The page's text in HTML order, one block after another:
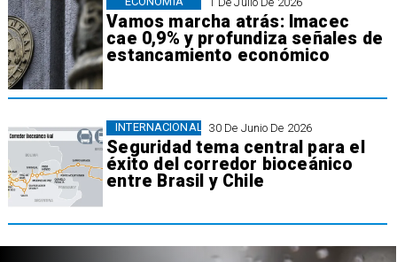
Vamos marcha atrás: Imacec
cae 0,9% y profundiza señales de
estancamiento económico
30 De Junio De 2026
Seguridad tema central para el
éxito del corredor bioceánico
entre Brasil y Chile
INTERNACIONAL